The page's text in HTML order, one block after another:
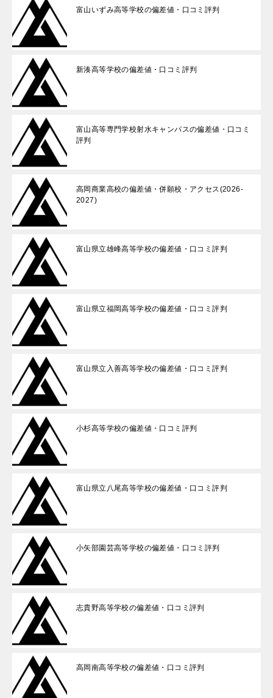
富山いずみ高等学校の偏差値・口コミ評判
新湊高等学校の偏差値・口コミ評判
富山高等専門学校射水キャンパスの偏差値・口コミ
評判
高岡商業高校の偏差値・併願校・アクセス(2026-
2027)
富山県立雄峰高等学校の偏差値・口コミ評判
富山県立福岡高等学校の偏差値・口コミ評判
富山県立入善高等学校の偏差値・口コミ評判
小杉高等学校の偏差値・口コミ評判
富山県立八尾高等学校の偏差値・口コミ評判
小矢部園芸高等学校の偏差値・口コミ評判
志貴野高等学校の偏差値・口コミ評判
高岡南高等学校の偏差値・口コミ評判